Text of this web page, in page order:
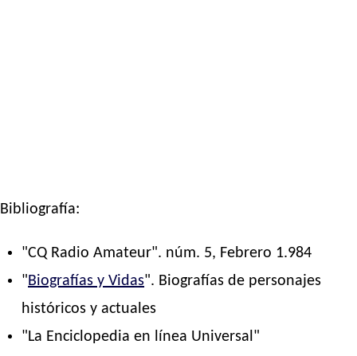
Bibliografía:
"CQ Radio Amateur". núm. 5, Febrero 1.984
"Biografías y Vidas". Biografías de personajes
históricos y actuales
"La Enciclopedia en línea Universal"